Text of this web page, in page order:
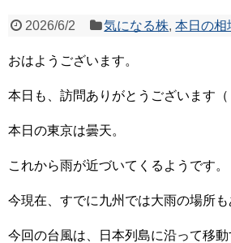
2026/6/2 気になる株,本日の相
おはようございます。
本日も、訪問ありがとうございます（
本日の東京は曇天。
これから雨が近づいてくるようです。
今現在、すでに九州では大雨の場所も
今回の台風は、日本列島に沿って移動